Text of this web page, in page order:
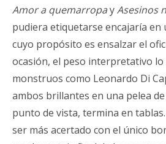
Amor a quemarropayAsesinos
pudiera etiquetarse encajaría en
cuyo propósito es ensalzar el
ocasión, el peso interpretativo
monstruos como Leonardo Di
ambos brillantes en una pelea
punto de vista, termina en
ser más acertado con el único